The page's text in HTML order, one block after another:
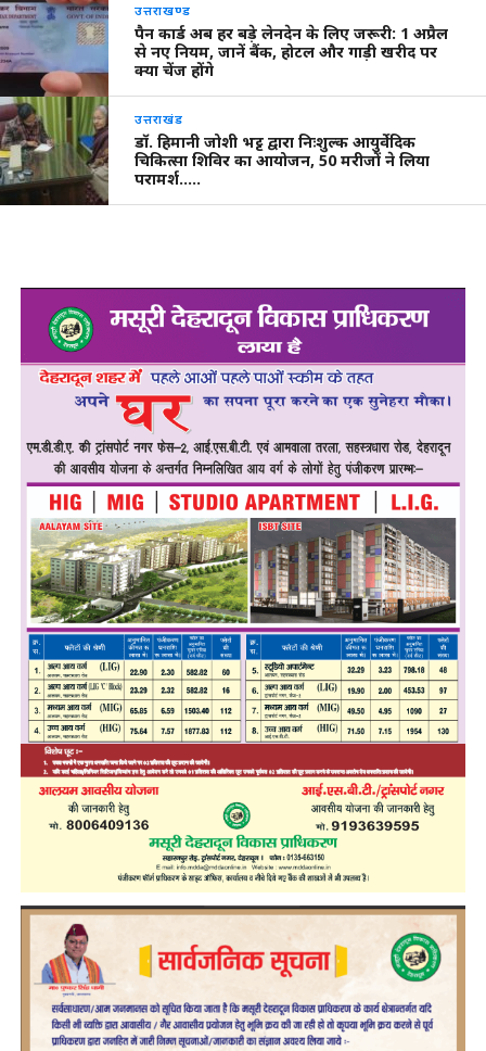
उत्तराखण्ड
पैन कार्ड अब हर बड़े लेनदेन के लिए जरूरी: 1 अप्रैल
से नए नियम, जानें बैंक, होटल और गाड़ी खरीद पर
क्या चेंज होंगे
उत्तराखंड
डॉ. हिमानी जोशी भट्ट द्वारा निःशुल्क आयुर्वेदिक
चिकित्सा शिविर का आयोजन, 50 मरीजों ने लिया
परामर्श…..